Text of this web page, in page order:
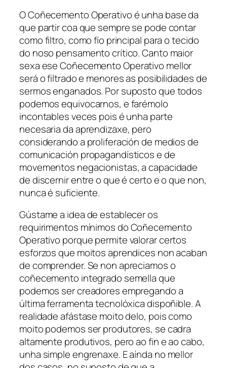
OCoñecemento Operativoé unha base da
que partir coa que sempre se pode contar
como filtro, como fío principal para o tecido
do noso pensamento crítico. Canto maior
sexa eseCoñecemento Operativo mellor
será o filtrado e menores as posibilidades de
sermos enganados. Por suposto que todos
podemos equivocarnos, e farémolo
incontables veces pois é unha parte
necesaria da aprendizaxe, pero
considerando a proliferación de medios de
comunicación propagandísticos e de
movementos negacionistas, a capacidade
de discernir entre o que é certo e o que non,
nunca é suficiente.
Gústame a idea de establecer os
requirimentos mínimos doCoñecemento
Operativo porque permite valorar certos
esforzos que moitos aprendices non acaban
de comprender. Se non apreciamos o
coñecemento integrado semella que
podemos ser creadores empregando a
última ferramenta tecnolóxica dispoñible. A
realidade afástase moito delo, pois como
moito podemos ser produtores, se cadra
altamente produtivos, pero ao fin e ao cabo,
unha simple engrenaxe. E aínda no mellor